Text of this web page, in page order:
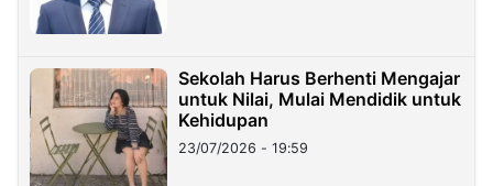
Sekolah Harus Berhenti Mengajar
untuk Nilai, Mulai Mendidik untuk
Kehidupan
23/07/2026 - 19:59